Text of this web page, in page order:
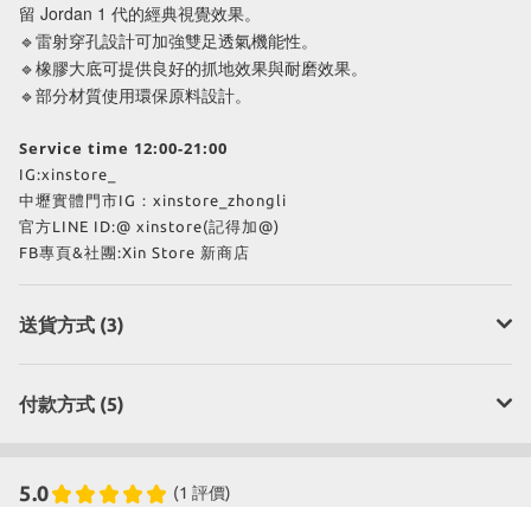
留 Jordan 1 代的經典視覺效果。
🔹雷射穿孔設計可加強雙足透氣機能性。
🔹橡膠大底可提供良好的抓地效果與耐磨效果。
🔹部分材質使用環保原料設計。
Service time 12:00-21:00
IG:xinstore_
中壢實體門市IG：xinstore_zhongli
官方LINE ID:@ xinstore(記得加@)
FB專頁&社團:Xin Store 新商店
送貨方式 (3)
付款方式 (5)
5.0 (1 評價)